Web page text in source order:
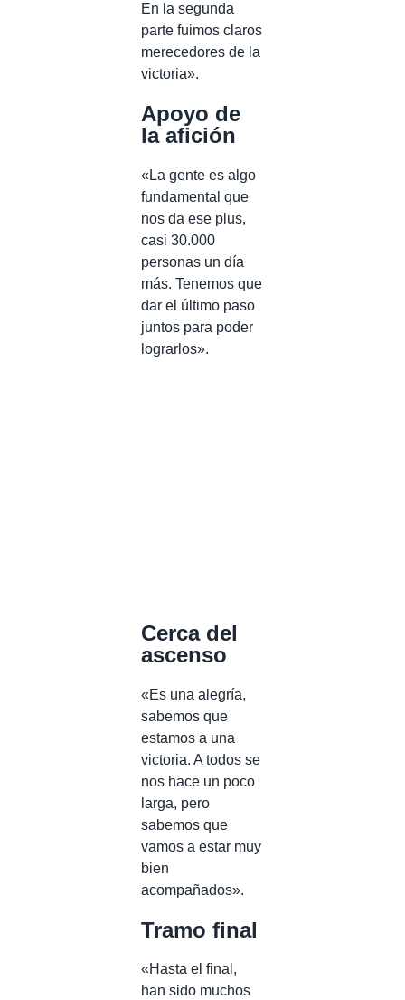
En la segunda
parte fuimos claros
merecedores de la
victoria».
Apoyo de
la afición
«La gente es algo
fundamental que
nos da ese plus,
casi 30.000
personas un día
más. Tenemos que
dar el último paso
juntos para poder
lograrlos».
Cerca del
ascenso
«Es una alegría,
sabemos que
estamos a una
victoria. A todos se
nos hace un poco
larga, pero
sabemos que
vamos a estar muy
bien
acompañados».
Tramo final
«Hasta el final,
han sido muchos